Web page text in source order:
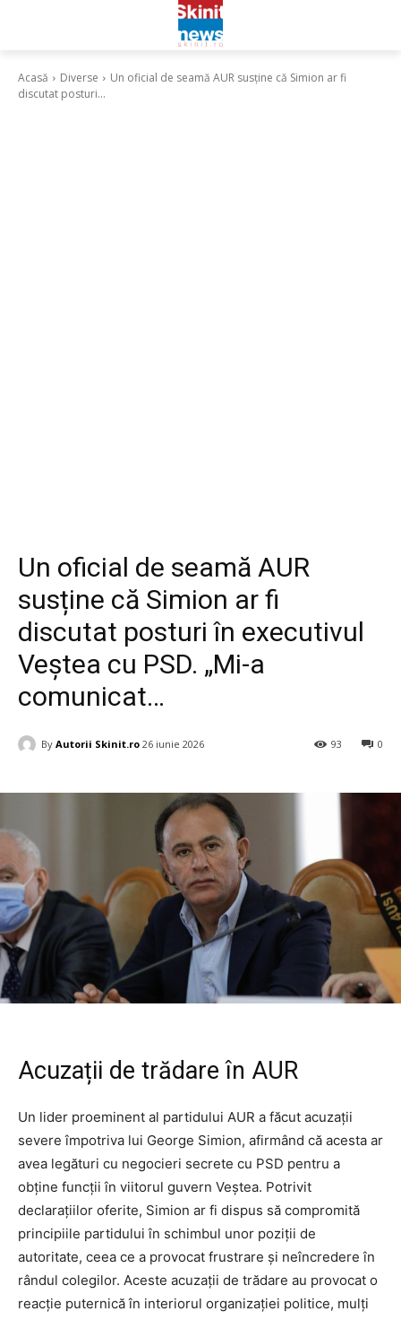
Acasă Diverse
Un oficial de seamă AUR susține că Simion ar fi
discutat posturi...
Un oficial de seamă AUR
susține că Simion ar fi
discutat posturi în executivul
Veștea cu PSD. „Mi-a
comunicat…
By Autorii Skinit.ro 26 iunie 2026 0
93
Acuzații de trădare în AUR
Un lider proeminent al partidului AUR a făcut acuzații
severe împotriva lui George Simion, afirmând că acesta ar
avea legături cu negocieri secrete cu PSD pentru a
obține funcții în viitorul guvern Veștea. Potrivit
declarațiilor oferite, Simion ar fi dispus să compromită
principiile partidului în schimbul unor poziții de
autoritate, ceea ce a provocat frustrare și neîncredere în
rândul colegilor. Aceste acuzații de trădare au provocat o
reacție puternică în interiorul organizației politice, mulți